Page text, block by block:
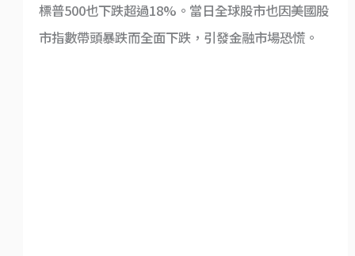
標普500也下跌超過18%。當日全球股市也因美國股
市指數帶頭暴跌而全面下跌，引發金融市場恐慌。